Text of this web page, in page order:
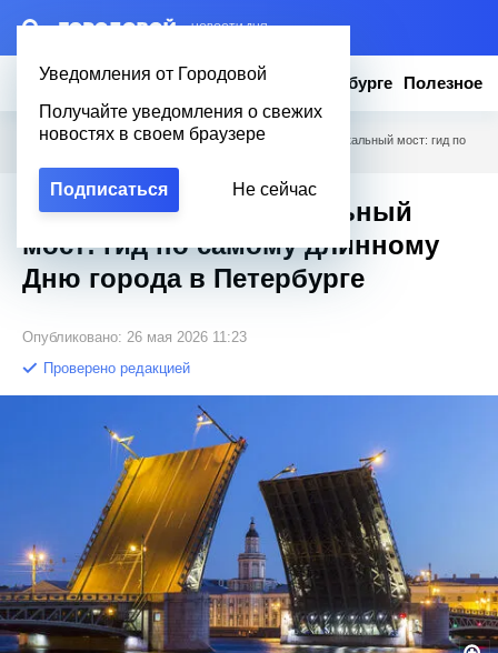
– НОВОСТИ ДНЯ
Уведомления от Городовой
Получайте уведомления о свежих
новостях в своем браузере
Подписаться Не сейчас
Новости Эксклюзив Вопросы о Петербурге Полезное
Городовой Новости Петербурга / 230 событий и музыкальный мост: гид по
230 событий и музыкальный
мост: гид по самому длинному
Дню города в Петербурге
Опубликовано: 26 мая 2026 11:23
Проверено редакцией